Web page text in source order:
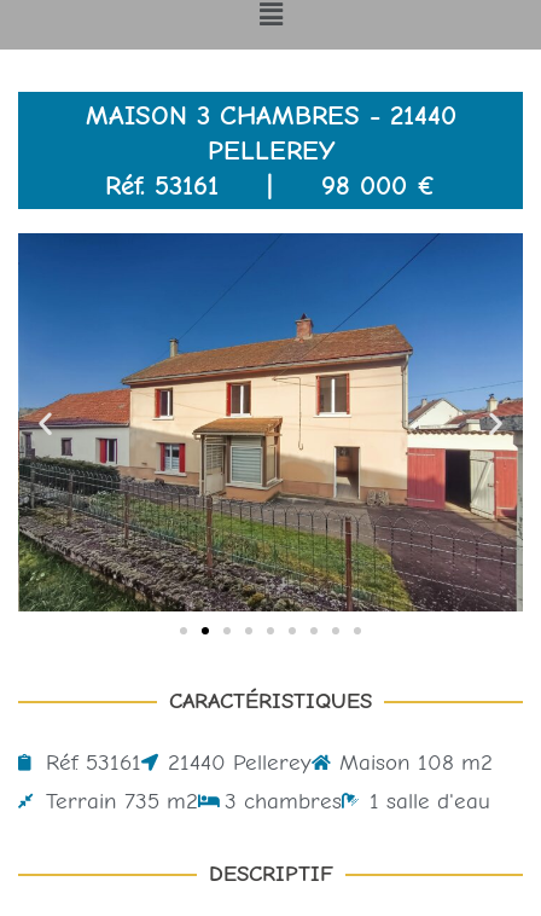
MAISON 3 CHAMBRES - 21440
PELLEREY
Réf. 53161 | 98 000 €
CARACTÉRISTIQUES
Réf. 53161 21440 Pellerey
Maison 108 m2
Terrain 735 m2
3 chambres 1 salle d'eau
DESCRIPTIF